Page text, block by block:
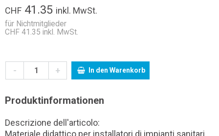
CHF 41.35 inkl. MwSt.
für Nichtmitglieder
CHF 41.35 inkl. MwSt.
- + In den Warenkorb
Produktinformationen
Descrizione dell'articolo:
Materiale didattico per installatori di impianti sanitari